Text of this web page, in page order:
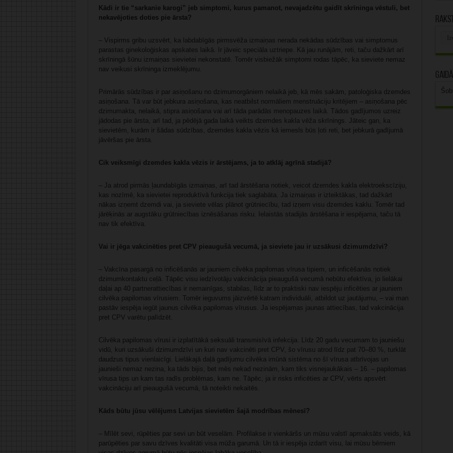
Kādi ir tie “sarkanie karogi” jeb simptomi, kurus pamanot, nevajadzētu gaidīt skrīninga vēstuli, bet
nekavējoties doties pie ārsta?
– Vispirms gribu uzsvērt, ka labdabīgās pirmsvēža izmaiņas nerada nekādas sūdzības vai simptomus
parastas ginekoloģiskas apskates laikā. Ir jāveic speciāla uztriepe. Kā jau runājām, reti, taču dažkārt arī
skrīningā šūnu izmaiņas sievietei nekonstatē. Tomēr visbiežāk simptomi rodas tāpēc, ka sieviete nemaz
nav veikusi skrīninga izmeklējumu.
Primārās sūdzības ir par asiņošanu no dzimumorgāniem nelaikā jeb, kā mēs sakām, patoloģiska dzemdes
asiņošana. Tā var būt jebkura asiņošana, kas neatbilst normāliem menstruāciju kritējiem – asiņošana pēc
dzimumakta, nelaikā, stipra asiņošana vai arī tāda parādās menopauzes laikā. Tādos gadījumos uzreiz
jādodas pie ārsta, arī tad, ja pēdējā gada laikā veikts dzemdes kakla vēža skrīnings. Jāteic gan, ka
sievietēm, kurām ir šādas sūdzības, dzemdes kakla vēzis kā iemesls būs ļoti reti, bet jebkurā gadījumā
jāvēršas pie ārsta.
Cik veiksmīgi dzemdes kakla vēzis ir ārstējams, ja to atklāj agrīnā stadijā?
– Ja atrod pirmās ļaundabīgās izmaiņas, arī tad ārstēšana notiek, veicot dzemdes kakla elektroekscīziju,
kas nozīmē, ka sievietei reproduktīvā funkcija tiek saglabāta. Ja izmaiņas ir izteiktākas, tad dažkārt
nākas izņemt dzemdi vai, ja sieviete vēlas plānot grūtniecību, tad izņem visu dzemdes kaklu. Tomēr tad
jārēķinās ar augstāku grūtniecības iznēsāšanas risku. Ielaistās stadijās ārstēšana ir iespējama, taču tā
nav tik efektīva.
Vai ir jēga vakcinēties pret CPV pieaugušā vecumā, ja sieviete jau ir uzsākusi dzimumdzīvi?
– Vakcīna pasargā no inficēšanās ar jauniem cilvēka papilomas vīrusa tipiem, un inficēšanās notiek
dzimumkontaktu ceļā. Tāpēc visu iedzīvotāju vakcinācija pieaugušā vecumā nebūtu efektīva, jo lielākai
daļai ap 40 partnerattiecības ir nemainīgas, stabilas, līdz ar to praktiski nav iespēju inficēties ar jauniem
cilvēka papilomas vīrusiem. Tomēr ieguvums jāizvērtē katram individuāli, atbildot uz jautājumu, – vai man
pastāv iespēja iegūt jaunus cilvēka papilomas vīrusus. Ja iespējamas jaunas attiecības, tad vakcinācija
pret CPV varētu palīdzēt.
Cilvēka papilomas vīrusi ir izplatītākā seksuāli transmisīvā infekcija. Līdz 20 gadu vecumam to jauniešu
vidū, kuri uzsākuši dzimumdzīvi un kuri nav vakcinēti pret CPV, šo vīrusu atrod līdz pat 70–80 %, turklāt
daudzus tipus vienlaicīgi. Lielākajā daļā gadījumu cilvēka imūnā sistēma no šī vīrusa atbrīvojas un
jaunieši nemaz nezina, ka tāds bijis, bet mēs nekad nezinām, kam tiks visnejaukākais – 16. – papilomas
vīrusa tips un kam tas radīs problēmas, kam ne. Tāpēc, ja ir risks inficēties ar CPV, vērts apsvērt
vakcināciju arī pieaugušā vecumā, tā noteikti nekaitēs.
Kāds būtu jūsu vēlējums Latvijas sievietēm šajā modrības mēnesī?
– Mīlēt sevi, rūpēties par sevi un būt veselām. Profilakse ir vienkāršs un mūsu valstī apmaksāts veids, kā
parūpēties par savu dzīves kvalitāti visa mūža garumā. Un tā ir iespēja izdarīt visu, lai mūsu bērniem